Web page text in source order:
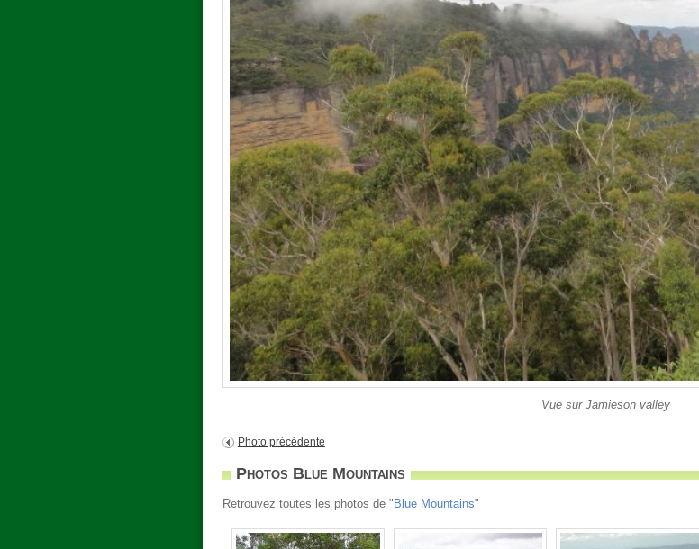
Vue sur Jamieson valley
Photo précédente
Photos Blue Mountains
Retrouvez toutes les photos de "Blue Mountains"